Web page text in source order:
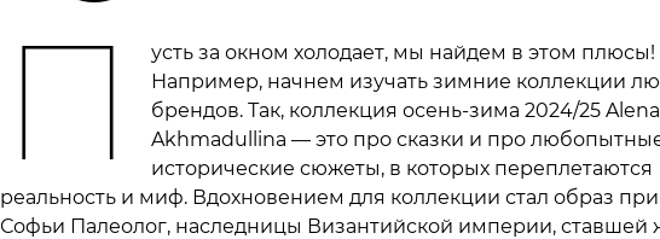
П
усть за окном холодает, мы найдем в этом плюсы!
Например, начнем изучать зимние коллекции
брендов. Так, коллекция осень-зима 2024/25 Alena
Akhmadullina — это про сказки и про
исторические сюжеты, в которых переплетаются
реальность и миф. Вдохновением для коллекции стал образ
Софьи Палеолог, наследницы Византийской империи, ставшей